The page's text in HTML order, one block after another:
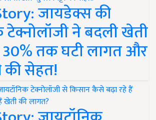
जायडेक्स की
टेक्नोलॉजी ने बदली खेती
30% तक घटी लागत और
की सेहत!